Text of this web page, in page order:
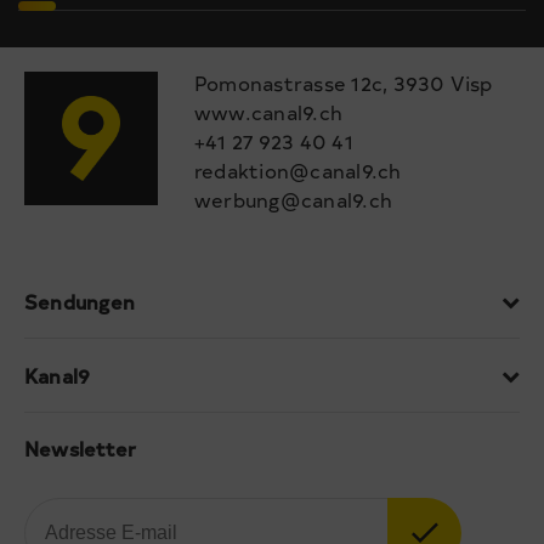
Pomonastrasse 12c, 3930 Visp
www.canal9.ch
+41 27 923 40 41
redaktion@canal9.ch
werbung@canal9.ch
Sendungen
Kanal9
Newsletter